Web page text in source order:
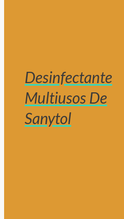
Desinfectante
Multiusos De
Sanytol